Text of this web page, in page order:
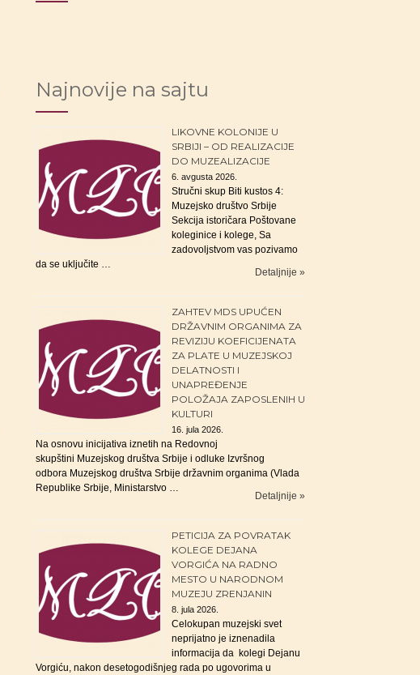
Najnovije na sajtu
LIKOVNE KOLONIJE U
SRBIJI – OD REALIZACIJE
DO MUZEALIZACIJE
6. avgusta 2026.
Stručni skup Biti kustos 4:
Muzejsko društvo Srbije
Sekcija istoričara Poštovane
koleginice i kolege, Sa
zadovoljstvom vas pozivamo
da se uključite …
Detaljnije »
ZAHTEV MDS UPUĆEN
DRŽAVNIM ORGANIMA ZA
REVIZIJU KOEFICIJENATA
ZA PLATE U MUZEJSKOJ
DELATNOSTI I
UNAPREĐENJE
POLOŽAJA ZAPOSLENIH U
KULTURI
16. jula 2026.
Na osnovu inicijativa iznetih na Redovnoj
skupštini Muzejskog društva Srbije i odluke Izvršnog
odbora Muzejskog društva Srbije državnim organima (Vlada
Republike Srbije, Ministarstvo …
Detaljnije »
PETICIJA ZA POVRATAK
KOLEGE DEJANA
VORGIĆA NA RADNO
MESTO U NARODNOM
MUZEJU ZRENJANIN
8. jula 2026.
Celokupan muzejski svet
neprijatno je iznenadila
informacija da kolegi Dejanu
Vorgiću, nakon desetogodišnjeg rada po ugovorima u